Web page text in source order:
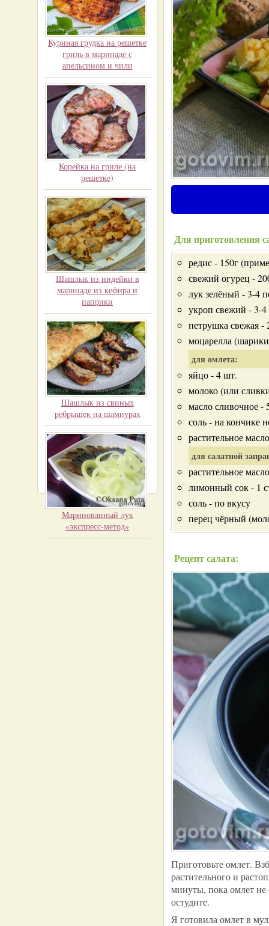
Куриная грудка на решетке
гриль в маринаде с
апельсином и чили
Корейка на гриле (на
решетке)
Шашлык из индейки в
маринаде из кефира и
паприки
Шашлык из свиных
ребрышек на шампурах
Маринованный лук
«экспресс-метод»
Для приготовления
редис - 150г
свежий огурец -
лук зелёный - 3-4
укроп свежий - 3-4
петрушка свежая -
моцарелла
для омлета:
яйцо - 4 шт.
молоко (или
масло сливочное -
соль - на кончике
растительное
для салатной
растительное
лимонный сок - 1
соль - по вкусу
перец чёрный
Рецепт салата:
Приготовьте омлет.
растительного и
минуты, пока омлет
остудите.
Я готовила омлет в